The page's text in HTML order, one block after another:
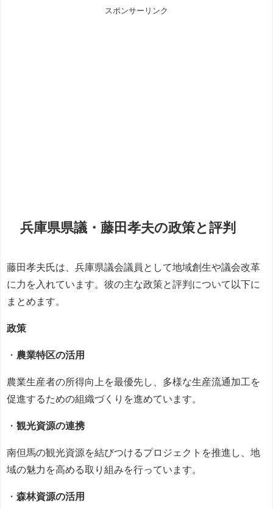
スポンサーリンク
兵庫県県議・藤田孝夫の政策と評判
藤田孝夫氏は、兵庫県議会議員として地域創生や議会改革
に力を入れています。彼の主な政策と評判について以下に
まとめます。
政策
・ 農業特区の活用
農業生産者の所得向上を最優先し、多様な生産流通加工を
促進するための組織づくりを進めています。
・ 観光資源の連携
南但馬の観光資源を結びつけるプロジェクトを推進し、地
域の魅力を高める取り組みを行っています。
・ 森林資源の活用